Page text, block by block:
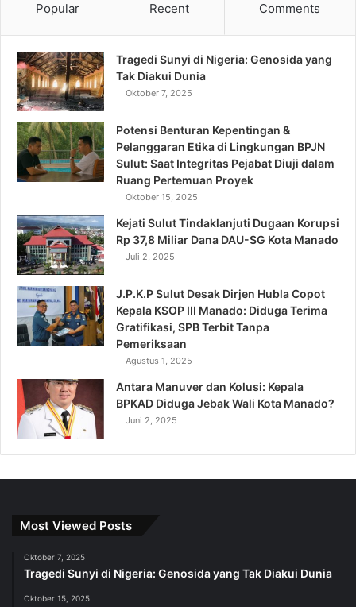
Popular Recent Comments
Tragedi Sunyi di Nigeria: Genosida yang
Tak Diakui Dunia
Oktober 7, 2025
Potensi Benturan Kepentingan &
Pelanggaran Etika di Lingkungan BPJN
Sulut: Saat Integritas Pejabat Diuji dalam
Ruang Pertemuan Proyek
Oktober 15, 2025
Kejati Sulut Tindaklanjuti Dugaan Korupsi
Rp 37,8 Miliar Dana DAU-SG Kota Manado
Juli 2, 2025
J.P.K.P Sulut Desak Dirjen Hubla Copot
Kepala KSOP III Manado: Diduga Terima
Gratifikasi, SPB Terbit Tanpa
Pemeriksaan
Agustus 1, 2025
Antara Manuver dan Kolusi: Kepala
BPKAD Diduga Jebak Wali Kota Manado?
Juni 2, 2025
Most Viewed Posts
Oktober 7, 2025
Tragedi Sunyi di Nigeria: Genosida yang Tak Diakui Dunia
Oktober 15, 2025